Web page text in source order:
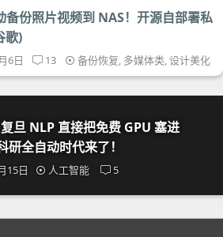
份照片视频到 NAS！开源自部署私
歌)
6日 13 备份恢复, 多媒体类,设计美化
旦 NLP 直接把免费 GPU 塞进
研全自动时代来了！
15日 人工智能 5